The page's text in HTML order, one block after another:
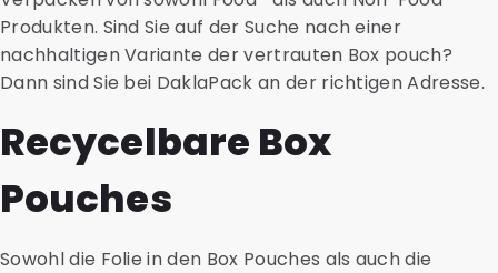
Produkten. Sind Sie auf der Suche nach einer
nachhaltigen Variante der vertrauten Box pouch?
Dann sind Sie bei DaklaPack an der richtigen Adresse.
Recycelbare Box
Pouches
Sowohl die Folie in den Box Pouches als auch die